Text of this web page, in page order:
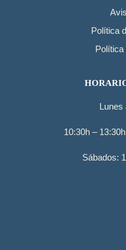
Política
Lunes
10:30h –
Sábados: